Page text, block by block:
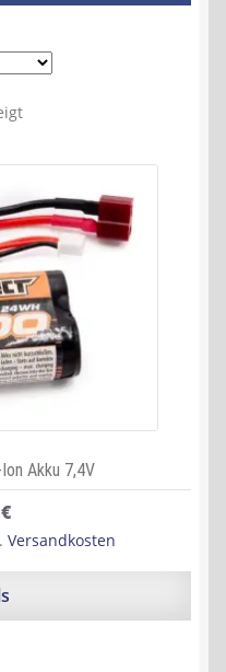
Akku 7,4V
€
Versandkosten